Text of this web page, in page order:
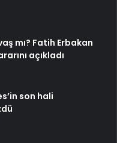
mı? Fatih Erbakan
açıkladı
son hali